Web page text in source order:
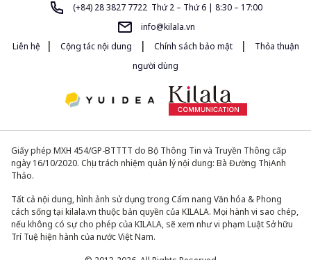
(+84) 28 3827 7722 Thứ 2 – Thứ 6 | 8:30 – 17:00
info@kilala.vn
Liên hệ
| Cộng tác nội dung | Chính sách bảo mật |
Thỏa thuận
người dùng
Giấy phép MXH 454/GP-BTTTT do Bộ Thông Tin và Truyền Thông cấp
ngày 16/10/2020. Chịu trách nhiệm quản lý nội dung: Bà Đường Thị Anh
Thảo.
Tất cả nội dung, hình ảnh sử dụng trong Cẩm nang Văn hóa & Phong
cách sống tại kilala.vn thuộc bản quyền của KILALA. Mọi hành vi sao chép,
nếu không có sự cho phép của KILALA, sẽ xem như vi phạm Luật Sở hữu
Trí Tuệ hiện hành của nước Việt Nam.